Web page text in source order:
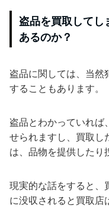
盗品を買取してし
あるのか？
盗品に関しては、当然
することもあります。
盗品とわかっていれば
せられますし、買取し
は、品物を提供したり
現実的な話をすると、
に没収されると買取店